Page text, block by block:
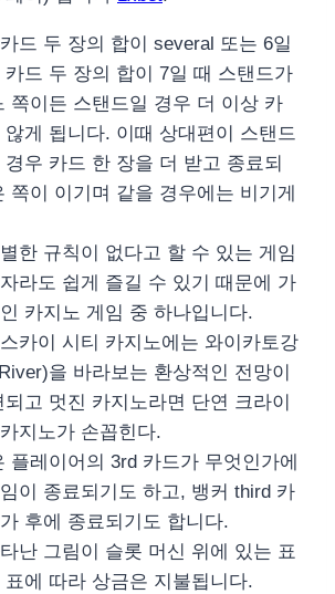
드 두 장의 합이 several 또는 6일
카드 두 장의 합이 7일 때 스탠드가
쪽이든 스탠드일 경우 더 이상 카
않게 됩니다. 이때 상대편이 스탠드
경우 카드 한 장을 더 받고 종료되
쪽이 이기며 같을 경우에는 비기게
한 규칙이 없다고 할 수 있는 게임
라도 쉽게 즐길 수 있기 때문에 가
카지노 게임 중 하나입니다.
카이 시티 카지노에는 와이카토강
을 바라보는 환상적인 전망이
되고 멋진 카지노라면 단연 크라이
지노가 손꼽힌다.
플레이어의 3rd 카드가 무엇인가에
이 종료되기도 하고, 뱅커 third 카
후에 종료되기도 합니다.
난 그림이 슬롯 머신 위에 있는 표
표에 따라 상금은 지불됩니다.